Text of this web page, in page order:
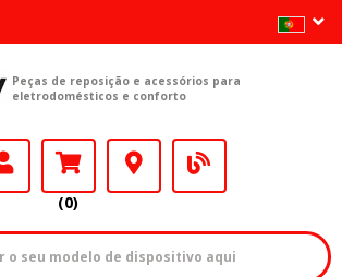
Peças de reposição e acessórios para
eletrodomésticos e conforto
(0)